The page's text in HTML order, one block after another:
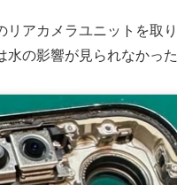
リアカメラユニットを取り
水の影響が見られなかっ